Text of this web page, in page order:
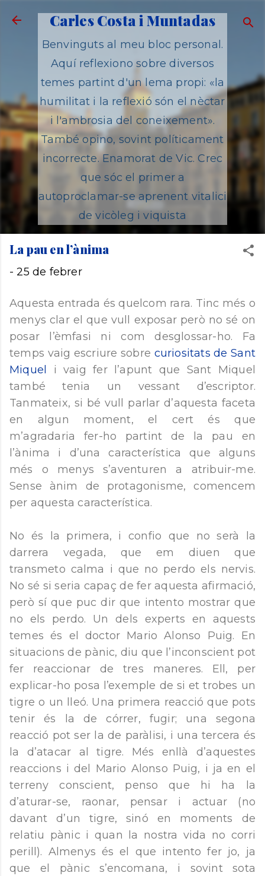
Salta al contingut principal
Carles Costa i Muntadas
Benvinguts al meu bloc personal.
Aquí reflexiono sobre diversos
temes partint d'un lema propi: «la
humilitat i la reflexió són el nèctar
i l'ambrosia del coneixement».
També opino, sovint políticament
incorrecte. Enamorat de Vic. Crec
que sóc el primer a
autoproclamar-se aprenent vitalici
de vicòleg i viquista
La pau en l’ànima
-25 de febrer
Aquesta entrada és quelcom rara. Tinc més o
menys clar el que vull exposar però no sé on
posar l’èmfasi ni com desglossar-ho. Fa
temps vaig escriure sobre curiositats de Sant
Miquel
i vaig fer l’apunt que Sant Miquel
també tenia un vessant d’escriptor.
Tanmateix, si bé vull parlar d’aquesta faceta
en algun moment, el cert és que
m’agradaria fer-ho partint de la pau en
l’ànima i d’una característica que alguns
més o menys s’aventuren a atribuir-me.
Sense ànim de protagonisme, comencem
per aquesta característica.
No és la primera, i confio que no serà la
darrera vegada, que em diuen que
transmeto calma i que no perdo els nervis.
No sé si seria capaç de fer aquesta afirmació,
però sí que puc dir que intento mostrar que
no els perdo. Un dels experts en aquests
temes és el doctor Mario Alonso Puig. En
situacions de pànic, diu que l’inconscient pot
fer reaccionar de tres maneres. Ell, per
explicar-ho posa l’exemple de si et trobes un
tigre o un lleó. Una primera reacció que pots
tenir és la de córrer, fugir; una segona
reacció pot ser la de paràlisi, i una tercera és
la d’atacar al tigre. Més enllà d’aquestes
reaccions i del Mario Alonso Puig, i ja en el
terreny conscient, penso que hi ha la
d’aturar-se, raonar, pensar i actuar (no
davant d’un tigre, sinó en moments de
relatiu pànic i quan la nostra vida no corri
perill). Almenys és el que intento fer jo, ja
que el pànic s’encomana, i sovint sota